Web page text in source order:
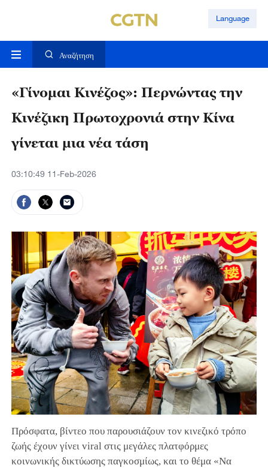
Language
Αναζήτηση
«Γίνομαι Κινέζος»: Περνώντας την
Κινέζικη Πρωτοχρονιά στην Κίνα
γίνεται μια νέα τάση
03:10:49 11-Feb-2026
Πρόσφατα, βίντεο που παρουσιάζουν τον κινεζικό τρόπο
ζωής έχουν γίνει viral στις μεγάλες πλατφόρμες
κοινωνικής δικτύωσης παγκοσμίως, και το θέμα «Να